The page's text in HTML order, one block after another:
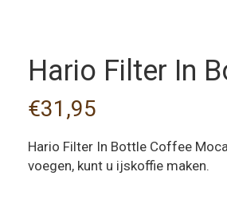
Hario Filter In
€31,95
Hario Filter In Bottle Coffee
voegen, kunt u ijskoffie maken.